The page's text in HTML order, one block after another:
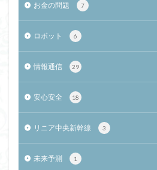
お金の問題 7
ロボット 6
情報通信 29
安心安全 18
リニア中央新幹線 3
未来予測 1